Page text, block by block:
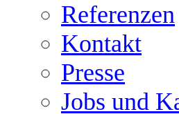
Referenzen
Kontakt
Presse
Jobs und